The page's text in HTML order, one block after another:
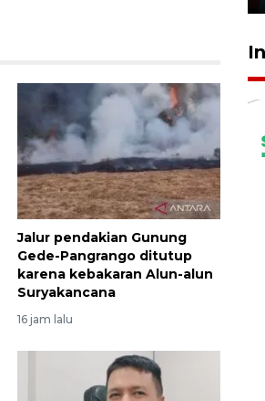
Jalur pendakian Gunung
Gede-Pangrango ditutup
karena kebakaran Alun-alun
Suryakancana
16 jam lalu